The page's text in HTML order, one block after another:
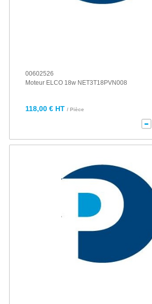
00602526
Moteur ELCO 18w NET3T18PVN008
118,00 € HT / Pièce